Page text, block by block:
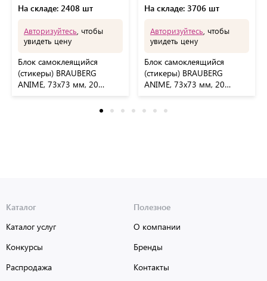
На складе: 2408 шт
Авторизуйтесь , чтобы
увидеть цену
Блок самоклеящийся
(стикеры) BRAUBERG
ANIME, 73х73 мм, 20
На складе: 3706 шт
Авторизуйтесь , чтобы
увидеть цену
Блок самоклеящийся
(стикеры) BRAUBERG
ANIME, 73х73 мм, 20
Каталог
Каталог услуг
Конкурсы
Распродажа
Полезное
О компании
Бренды
Контакты